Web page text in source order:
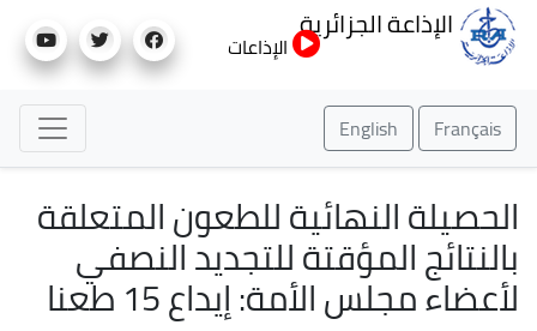
إلى
الإذاعة الجزائرية
الإذاعات
Français
English
الحصيلة النهائية للطعون المتعلقة
بالنتائج المؤقتة للتجديد النصفي
لأعضاء مجلس الأمة: إيداع 15 طعنا